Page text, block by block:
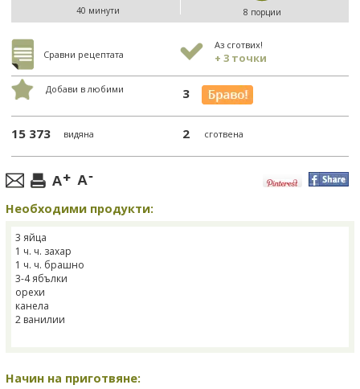
40 минути 8 порции
Сравни рецептата
Аз сготвих!
+ 3 точки
Добави в любими 3
15 373 видяна 2 сготвена
Необходими продукти:
3 яйца
1 ч. ч. захар
1 ч. ч. брашно
3-4 ябълки
орехи
канела
2 ванилии
Начин на приготвяне: